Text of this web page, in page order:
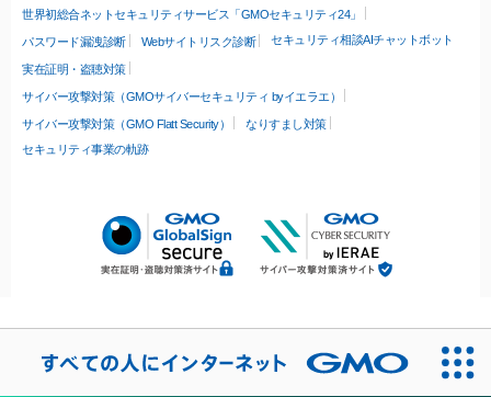
世界初総合ネットセキュリティサービス「GMOセキュリティ24」
パスワード漏洩診断 Webサイトリスク診断 セキュリティ相談AIチャットボット
実在証明・盗聴対策
サイバー攻撃対策（GMOサイバーセキュリティ byイエラエ）
サイバー攻撃対策（GMO Flatt Security）
なりすまし対策
セキュリティ事業の軌跡